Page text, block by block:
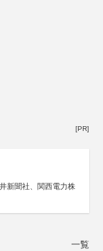
[PR]
新聞社、関西電力株
一覧